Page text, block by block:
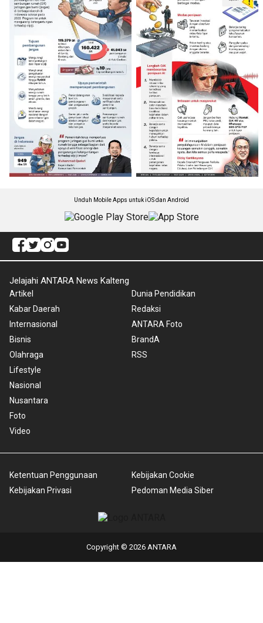
Unduh Mobile Apps untuk iOS dan Android
Jelajahi ANTARA News Kalteng
Artikel
Kabar Daerah
Internasional
Bisnis
Olahraga
Lifestyle
Nasional
Nusantara
Foto
Video
Dunia Pendidikan
Redaksi
ANTARA Foto
BrandA
RSS
Ketentuan Penggunaan
Kebijakan Privasi
Kebijakan Cookie
Pedoman Media Siber
Copyright © 2026 ANTARA